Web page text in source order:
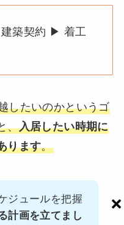
築契約 ▶︎ 着工
したいのかというゴ
、入居したい時期に
ります。
ジュールを把握
計画を立てまし